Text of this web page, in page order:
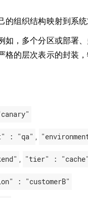
组织结构映射到系
如，多个分区或部署
格的层次表示的封装
: "qa" ,
, "tier" : "cache"
: "customerB"